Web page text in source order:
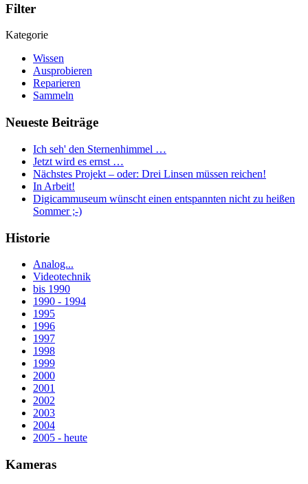
Filter
Kategorie
Wissen
Ausprobieren
Reparieren
Sammeln
Neueste Beiträge
Ich seh' den Sternenhimmel …
Jetzt wird es ernst …
Nächstes Projekt – oder: Drei Linsen müssen reichen!
In Arbeit!
Digicammuseum wünscht einen entspannten nicht zu heißen
Sommer ;-)
Historie
Analog...
Videotechnik
bis 1990
1990 - 1994
1995
1996
1997
1998
1999
2000
2001
2002
2003
2004
2005 - heute
Kameras